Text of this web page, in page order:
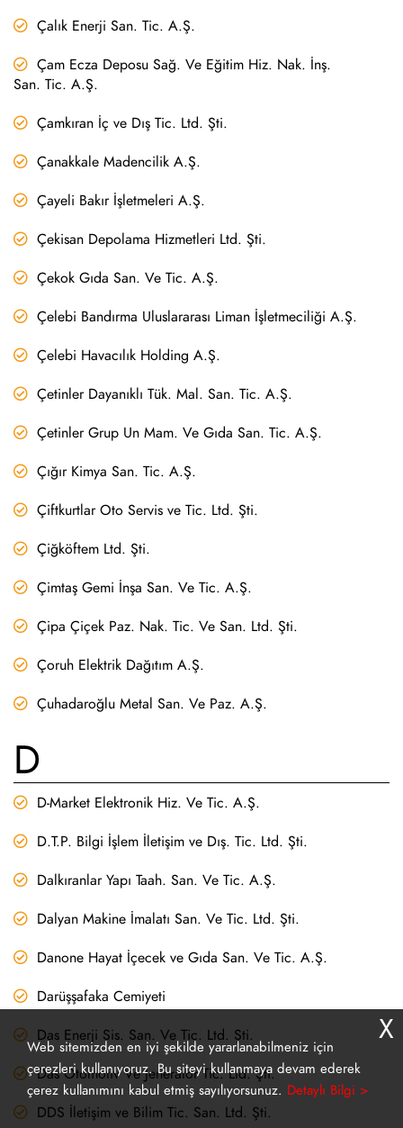
Çalık Enerji San. Tic. A.Ş.
Çam Ecza Deposu Sağ. Ve Eğitim Hiz. Nak. İnş.
San. Tic. A.Ş.
Çamkıran İç ve Dış Tic. Ltd. Şti.
Çanakkale Madencilik A.Ş.
Çayeli Bakır İşletmeleri A.Ş.
Çekisan Depolama Hizmetleri Ltd. Şti.
Çekok Gıda San. Ve Tic. A.Ş.
Çelebi Bandırma Uluslararası Liman İşletmeciliği A.Ş.
Çelebi Havacılık Holding A.Ş.
Çetinler Dayanıklı Tük. Mal. San. Tic. A.Ş.
Çetinler Grup Un Mam. Ve Gıda San. Tic. A.Ş.
Çığır Kimya San. Tic. A.Ş.
Çiftkurtlar Oto Servis ve Tic. Ltd. Şti.
Çiğköftem Ltd. Şti.
Çimtaş Gemi İnşa San. Ve Tic. A.Ş.
Çipa Çiçek Paz. Nak. Tic. Ve San. Ltd. Şti.
Çoruh Elektrik Dağıtım A.Ş.
Çuhadaroğlu Metal San. Ve Paz. A.Ş.
D
D-Market Elektronik Hiz. Ve Tic. A.Ş.
D.T.P. Bilgi İşlem İletişim ve Dış. Tic. Ltd. Şti.
Dalkıranlar Yapı Taah. San. Ve Tic. A.Ş.
Dalyan Makine İmalatı San. Ve Tic. Ltd. Şti.
Danone Hayat İçecek ve Gıda San. Ve Tic. A.Ş.
Darüşşafaka Cemiyeti
Das Enerji Sis. San. Ve Tic. Ltd. Şti.
Das Otomotiv Ve Jeneratör Tic. Ltd. Şti.
DDS İletişim ve Bilim Tic. San. Ltd. Şti.
Web sitemizden en iyi şekilde yararlanabilmeniz için
çerezleri kullanıyoruz. Bu siteyi kullanmaya devam ederek
çerez kullanımını kabul etmiş sayılıyorsunuz. Detaylı Bilgi >
X